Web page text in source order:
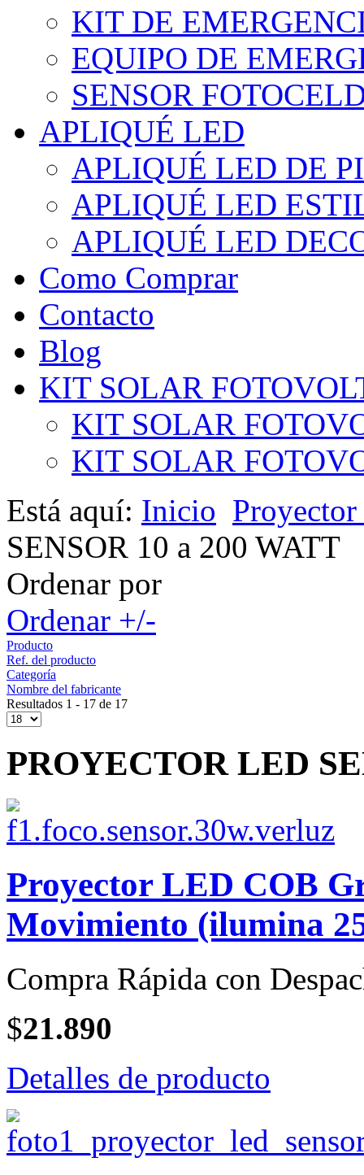
KIT DE
EQUIPO DE
SENSOR
APLIQUÉ LED
APLIQUÉ LED DE
APLIQUÉ LED
APLIQUÉ LED
Como Comprar
Contacto
Blog
KIT SOLAR
KIT SOLAR
KIT SOLAR
Está aquí: Inicio
SENSOR 10 a 200 WATT
Ordenar por
Ordenar +/-
Producto
Ref. del producto
Categoría
Nombre del fabricante
Resultados 1 - 17 de 17
PROYECTOR LED
Proyector LED COB
Movimiento (ilumina
Compra Rápida con
$21.890
Detalles de producto